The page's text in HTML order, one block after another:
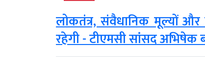
लोकतंत्र, संवैधानिक मूल्यों और
रहेगी - टीएमसी सांसद अभिषेक